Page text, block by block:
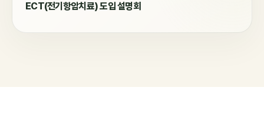
ECT(전기항암치료) 도입 설명회